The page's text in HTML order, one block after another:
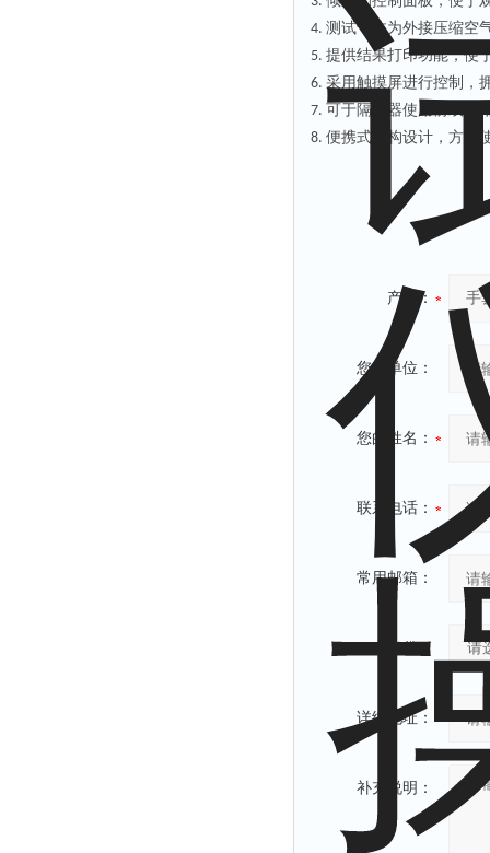
4. 测试气体为外接压缩空
5. 提供结果打印功能，便
6. 采用触摸屏进行控制，
7. 可于隔离器使用前或使
8. 便携式结构设计，方便
产品：
您的单位：
您的姓名：
联系电话：
常用邮箱：
省份：
详细地址：
补充说明：